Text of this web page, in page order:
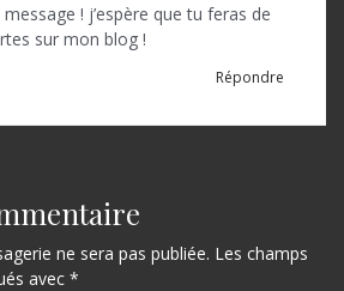
! j’espère que tu feras de
sur mon blog !
Répondre
ne sera pas publiée. Les champs
avec *